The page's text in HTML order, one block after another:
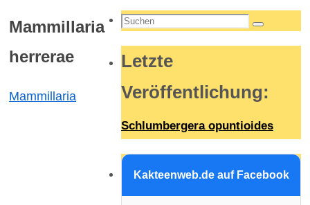
Mammillaria
herrerae
Mammillaria
Suchen
Suchen
Letzte
Veröffentlichung:
Schlumbergera opuntioides
Kakteenweb.de auf Facebook